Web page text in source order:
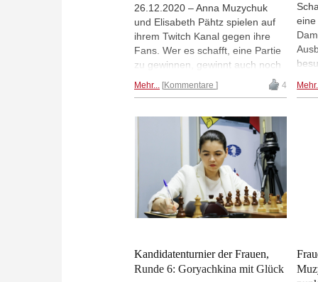
26.12.2020 – Anna Muzychuk
und Elisabeth Pähtz spielen auf
ihrem Twitch Kanal gegen ihre
Fans. Wer es schafft, eine Partie
zu gewinnen, gewinnt auch noch
ChessBase Goodies. Start 16.30
Uhr. Jetzt live.
Mehr... Kommentare 4
eine
Kandidatenturnier der Frauen,
Runde 6: Goryachkina mit Glück